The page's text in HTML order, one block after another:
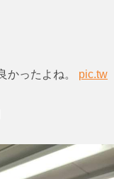
かったよね。 pic.tw